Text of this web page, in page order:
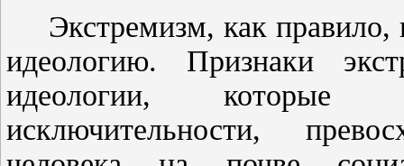
Экстремизм, как
идеологию. Признаки
идеологии, которые
исключительности,